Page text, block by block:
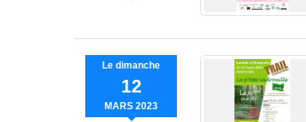
Le dimanche
12
MARS 2023